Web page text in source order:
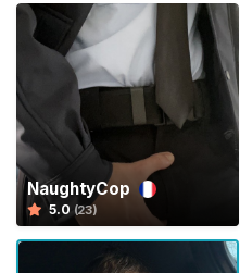
NaughtyCop
5.0 (23)
e
n
o
P
r
C